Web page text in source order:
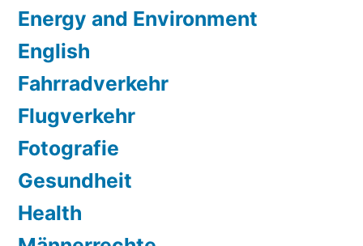
Energy and Environment
English
Fahrradverkehr
Flugverkehr
Fotografie
Gesundheit
Health